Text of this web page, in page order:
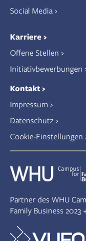
Social Media
Karriere
Offene Stellen
Initiativbewerbungen
Kontakt
Impressum
Datenschutz
Cookie-Einstellungen
Partner des WHU
Family Business 2023